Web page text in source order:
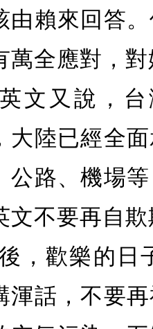
由賴來回答
萬全應對，
文又說，
大陸已經全
公路、機場
文不要再自
，歡樂的日
渾話，不要